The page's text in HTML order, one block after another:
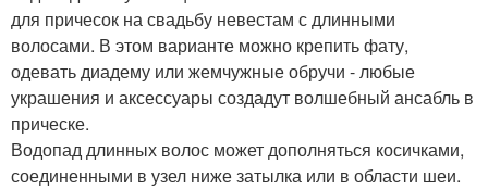
для причесок на свадьбу невестам с длинными
волосами. В этом варианте можно крепить фату,
одевать диадему или жемчужные обручи - любые
украшения и аксессуары создадут волшебный ансабль в
прическе.
Водопад длинных волос может дополняться косичками,
соединенными в узел ниже затылка или в области шеи.